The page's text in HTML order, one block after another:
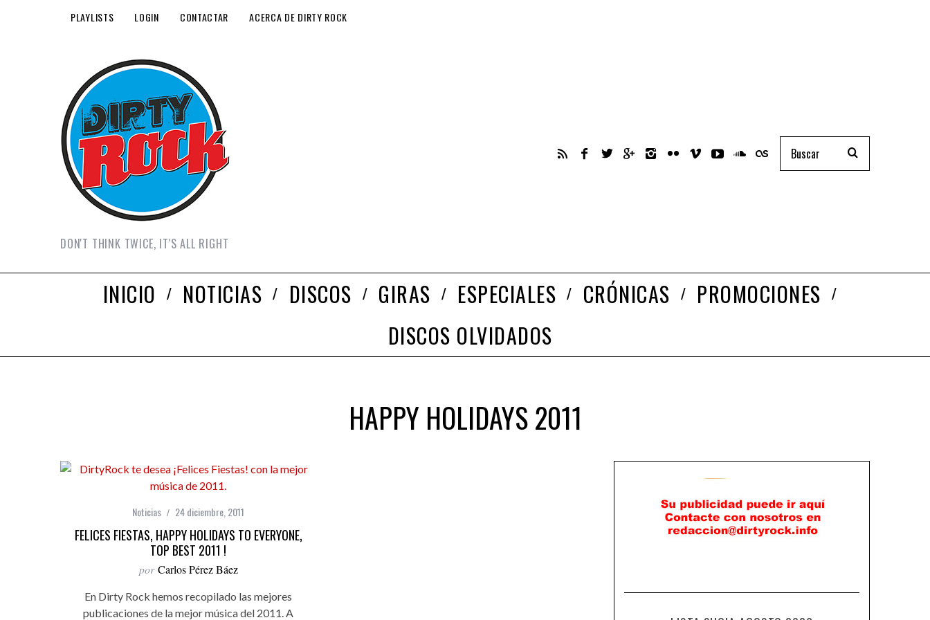
PLAYLISTS LOGIN CONTACTAR ACERCA DE DIRTY ROCK
DON'T THINK TWICE, IT'S ALL RIGHT
INICIO NOTICIAS DISCOS GIRAS ESPECIALES CRÓNICAS
PROMOCIONES
DISCOS OLVIDADOS
HAPPY HOLIDAYS 2011
Noticias 24 diciembre, 2011
FELICES FIESTAS, HAPPY HOLIDAYS TO EVERYONE,
TOP BEST 2011 !
por Carlos Pérez Báez
En Dirty Rock hemos recopilado las mejores
publicaciones de la mejor música del 2011. A